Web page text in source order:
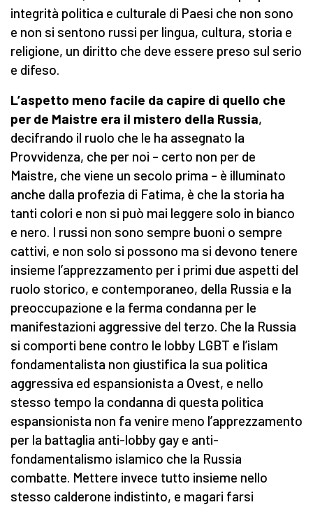
integrità politica e culturale di Paesi che non sono
e non si sentono russi per lingua, cultura, storia e
religione, un diritto che deve essere preso sul serio
e difeso.
L’aspetto meno facile da capire di quello che
per de Maistre era il mistero della Russia,
decifrando il ruolo che le ha assegnato la
Provvidenza, che per noi – certo non per de
Maistre, che viene un secolo prima – è illuminato
anche dalla profezia di Fatima, è che la storia ha
tanti colori e non si può mai leggere solo in bianco
e nero. I russi non sono sempre buoni o sempre
cattivi, e non solo si possono ma si devono tenere
insieme l’apprezzamento per i primi due aspetti del
ruolo storico, e contemporaneo, della Russia e la
preoccupazione e la ferma condanna per le
manifestazioni aggressive del terzo. Che la Russia
si comporti bene contro le lobby LGBT e l’islam
fondamentalista non giustifica la sua politica
aggressiva ed espansionista a Ovest, e nello
stesso tempo la condanna di questa politica
espansionista non fa venire meno l’apprezzamento
per la battaglia anti-lobby gay e anti-
fondamentalismo islamico che la Russia
combatte. Mettere invece tutto insieme nello
stesso calderone indistinto, e magari farsi